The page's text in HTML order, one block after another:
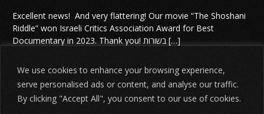
We use cookies to enhance your browsing experience,
serve personalised ads or content, and analyse our traffic.
By clicking "Accept All", you consent to our use of cookies.
Excellent news! And very flattering! Our movie “The Shoshani
Riddle” won Israeli Critics Association Award for Best
Documentary in 2023. Thank you! בשורות […]
1 2 3 4 … 11